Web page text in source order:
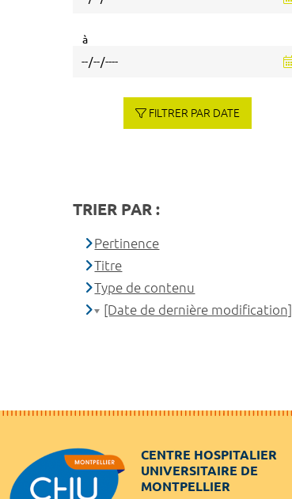
à
FILTRER PAR DATE
TRIER PAR :
Pertinence
Titre
Type de contenu
[Date de dernière modification]
CENTRE HOSPITALIER
UNIVERSITAIRE DE
MONTPELLIER